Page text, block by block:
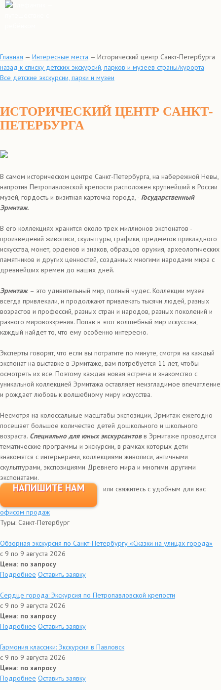
Главная — Интересные места — Исторический центр Санкт-Петербурга
назад к списку детских экскурсий, парков и музеев страны/курорта
Все детские экскурсии, парки и музеи
ИСТОРИЧЕСКИЙ ЦЕНТР САНКТ-
ПЕТЕРБУРГА
В самом историческом центре Санкт-Петербурга, на набережной Невы,
напротив Петропавловской крепости расположен крупнейший в России
музей, гордость и визитная карточка города, - Государственный
Эрмитаж.
В его коллекциях хранится около трех миллионов экспонатов -
произведений живописи, скульптуры, графики, предметов прикладного
искусства, монет, орденов и знаков, образцов оружия, археологических
памятников и других ценностей, созданных многими народами мира с
древнейших времен до наших дней.
Эрмитаж – это удивительный мир, полный чудес. Коллекции музея
всегда привлекали, и продолжают привлекать тысячи людей, разных
возрастов и профессий, разных стран и народов, разных поколений и
разного мировоззрения. Попав в этот волшебный мир искусства,
каждый найдет то, что ему особенно интересно.
Эксперты говорят, что если вы потратите по минуте, смотря на каждый
экспонат на выставке в Эрмитаже, вам потребуется 11 лет, чтобы
осмотреть их все. Поэтому каждая новая встреча и знакомство с
уникальной коллекцией Эрмитажа оставляет неизгладимое впечатление
и рождает любовь к волшебному миру искусства.
Несмотря на колоссальные масштабы экспозиции, Эрмитаж ежегодно
посещает большое количество детей дошкольного и школьного
возраста. Специально для юных экскурсантовв Эрмитаже проводятся
тематические программы и экскурсии, в рамках которых дети
знакомятся с интерьерами, коллекциями живописи, античными
скульптурами, экспозициями Древнего мира и многими другими
экспонатами.
НАПИШИТЕ НАМ или свяжитесь с удобным для вас
офисом продаж
Туры: Санкт-Петербург
Обзорная экскурсия по Санкт-Петербургу «Сказки на улицах города»
с 9 по 9 августа 2026
Цена: по запросу
Подробнее Оставить заявку
Сердце города: Экскурсия по Петропавловской крепости
с 9 по 9 августа 2026
Цена: по запросу
Подробнее Оставить заявку
Гармония классики: Экскурсия в Павловск
с 9 по 9 августа 2026
Цена: по запросу
Подробнее Оставить заявку